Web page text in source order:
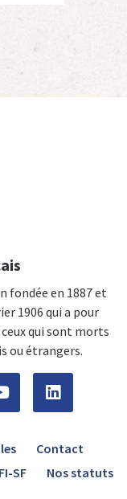
fondée en 1887 et
1906 qui a pour
qui sont morts
ou étrangers.
Contact
SF Nos statuts